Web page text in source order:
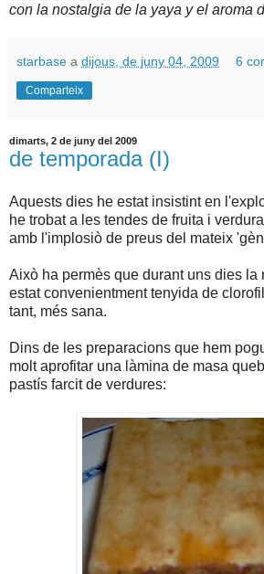
con la nostalgia de la yaya y el aroma
starbase a dijous, de juny 04, 2009 6
Comparteix
dimarts, 2 de juny del 2009
de temporada (I)
Aquests dies he estat insistint en
he trobat a les tendes de fruita i
amb l'implosiò de preus del mateix
Això ha permès que durant uns dies la
estat convenientment tenyida de
tant, més sana.
Dins de les preparacions que hem
molt aprofitar una làmina de masa
pastís farcit de verdures: